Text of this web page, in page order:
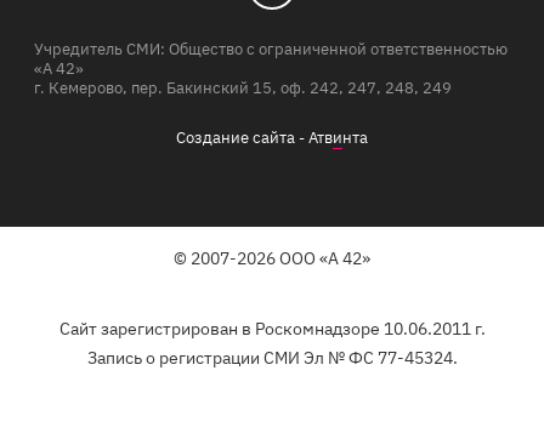
Учредитель СМИ: Общество с ограниченной ответственностью
«А 42»
г. Кемерово, пер. Бакинский 15, оф. 242, 247, 248, 249
Создание сайта -Атвинта
© 2007-2026 ООО «А 42»
Сайт зарегистрирован в Роскомнадзоре 10.06.2011 г.
Запись о регистрации СМИ Эл № ФС 77-45324.